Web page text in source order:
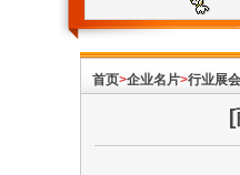
首页>企业名片>行业展会